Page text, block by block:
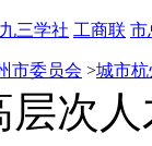
九三学社 工商联 市
市委员会 >城市杭
层次